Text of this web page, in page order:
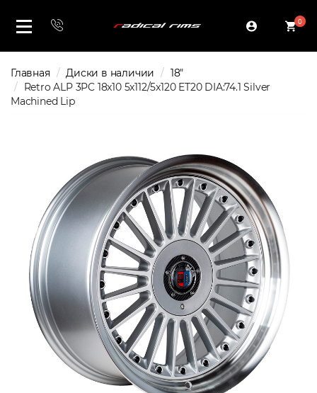
0
Главная Диски в наличии
18"
Retro ALP 3PC 18x10 5x112/5x120 ET20 DIA:74.1 Silver
Machined Lip